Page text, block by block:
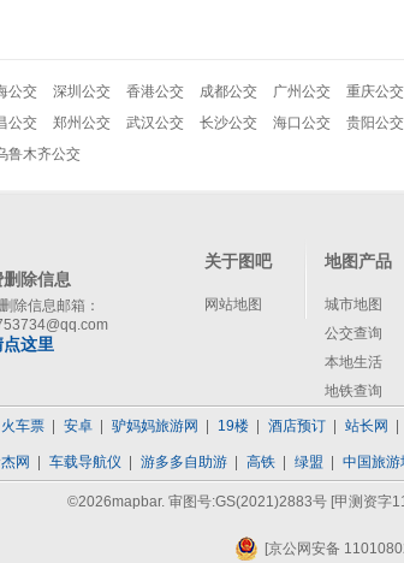
公交 深圳公交 香港公交 成都公交 广州公交 重庆公交
公交 郑州公交 武汉公交 长沙公交 海口公交 贵阳公交
鲁木齐公交
除信息
除信息邮箱：
这里
关于图吧
网站地图
地图产品
城市地图
公交查询
本地生活
地铁查询
火车票 安卓 驴妈妈旅游网 19楼 酒店预订 站长网
网 车载导航仪 游多多自助游 高铁 绿盟 中国旅游
©2026mapbar. 审图号:GS(2021)2883号 [甲测资字
[京公网安备